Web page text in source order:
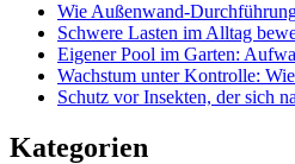
Wie Außenwand-
Schwere Lasten im Alltag
Eigener Pool im Garten:
Wachstum unter Kontrolle:
Schutz vor Insekten, der sich
Kategorien